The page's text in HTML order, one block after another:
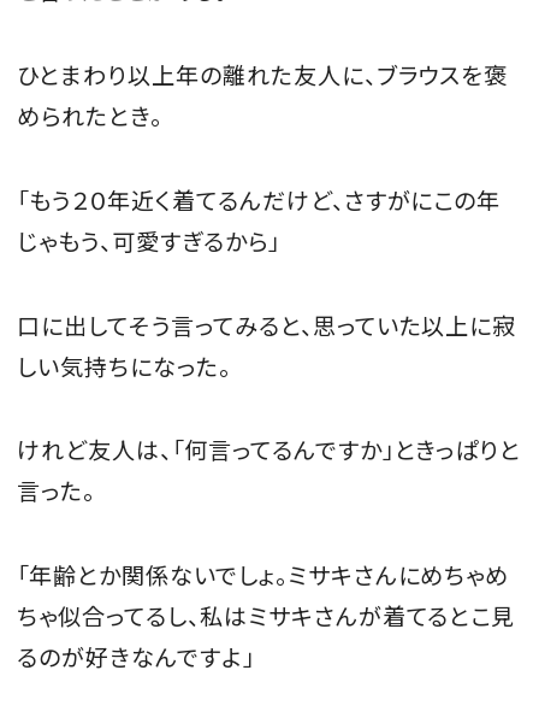
ひとまわり以上年の離れた友人に、ブラウスを褒
められたとき。
「もう２０年近く着てるんだけど、さすがにこの年
じゃもう、可愛すぎるから」
口に出してそう言ってみると、思っていた以上に寂
しい気持ちになった。
けれど友人は、「何言ってるんですか」ときっぱりと
言った。
「年齢とか関係ないでしょ。ミサキさんにめちゃめ
ちゃ似合ってるし、私はミサキさんが着てるとこ見
るのが好きなんですよ」